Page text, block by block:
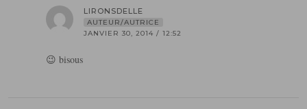
LIRONSDELLE
AUTEUR/AUTRICE
JANVIER 30, 2014 / 12:52
😉 bisous